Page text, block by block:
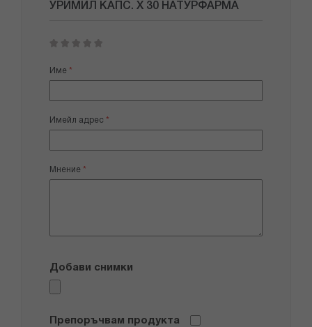
УРИМИЛ КАПС. Х 30 НАТУРФАРМА
star
stars
stars
stars
stars
Име
Имейл адрес
Мнение
Добави снимки
Препоръчвам продукта